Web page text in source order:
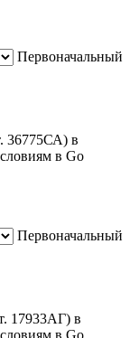
Первоначальный
Первоначальный